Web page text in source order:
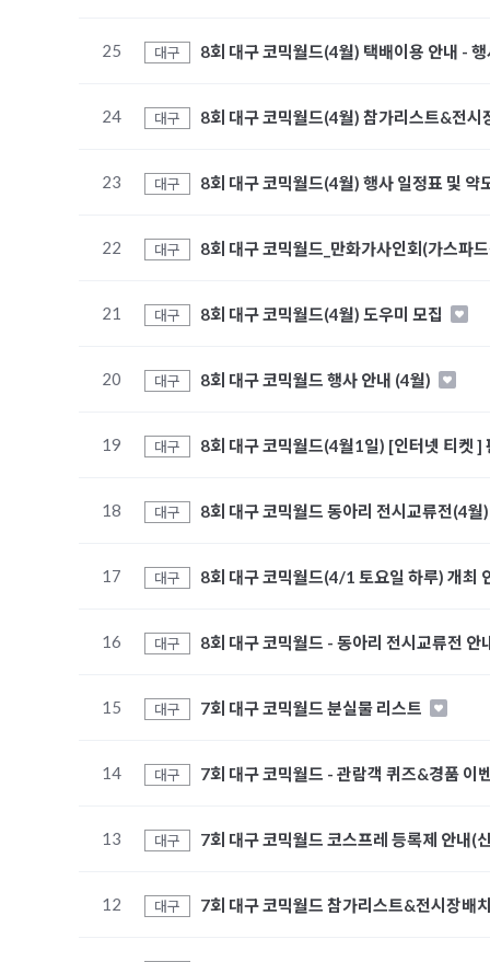
25 대구 8회 대구 코믹월드(4월) 택배이용 안내 -
24 대구 8회 대구 코믹월드(4월) 참가리스트&전시
23 대구 8회 대구 코믹월드(4월) 행사 일정표 및 약
22 대구 8회 대구 코믹월드_만화가사인회(가스파
21 대구 8회 대구 코믹월드(4월) 도우미 모집
20 대구 8회 대구 코믹월드 행사 안내 (4월)
19 대구 8회 대구 코믹월드(4월1일) [인터넷 티켓 ]
18 대구 8회 대구 코믹월드 동아리 전시교류전(4
17 대구 8회 대구 코믹월드(4/1 토요일 하루) 개최
16 대구 8회 대구 코믹월드 - 동아리 전시교류전 안
15 대구 7회 대구 코믹월드 분실물 리스트
14 대구 7회 대구 코믹월드 - 관람객 퀴즈&경품 이
13 대구 7회 대구 코믹월드 코스프레 등록제 안내(
12 대구 7회 대구 코믹월드 참가리스트&전시장배